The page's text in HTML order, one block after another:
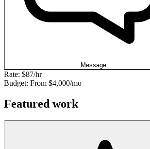
Message
Rate: $87/hr
Budget: From $4,000/mo
Featured work